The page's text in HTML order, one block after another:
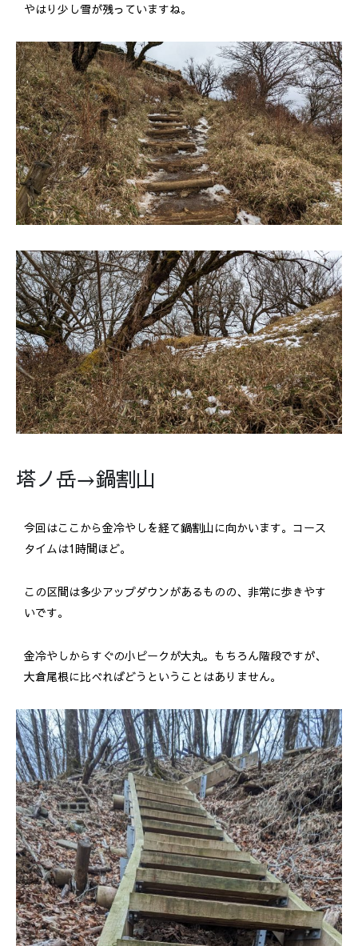
やはり少し雪が残っていますね。
塔ノ岳→鍋割山
今回はここから金冷やしを経て鍋割山に向かいます。コース
タイムは1時間ほど。
この区間は多少アップダウンがあるものの、非常に歩きやす
いです。
金冷やしからすぐの小ピークが大丸。もちろん階段ですが、
大倉尾根に比べればどうということはありません。